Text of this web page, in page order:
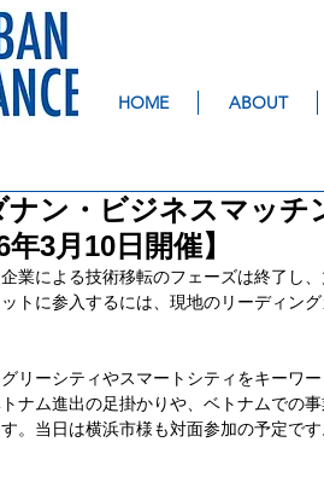
HOME ABOUT
ナン・ビジネスマッ
3月10日開催】
業による技術移転のフェーズは終了し
トに参入するには、現地のリーディン
リーシティやスマートシティをキーワ
ナム進出の足掛かりや、ベトナムでの
。当日は横浜市様も対面参加の予定で